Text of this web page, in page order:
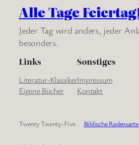
Alle Tage
Jeder Tag wird anders, jeder
besonders.
Links
Literatur-Klassiker
Eigene Bücher
Sonstiges
Impressum
Kontakt
Twenty Twenty-Five Biblische